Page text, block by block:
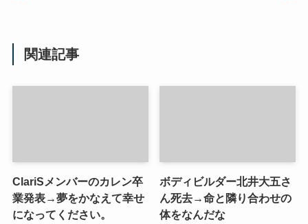
関連記事
ClariSメンバーのカレン卒
業発表→夢をかなえて幸せ
になってください。
ボディビルダー北井大五さ
ん死去→命と隣り合わせの
体をなんだな